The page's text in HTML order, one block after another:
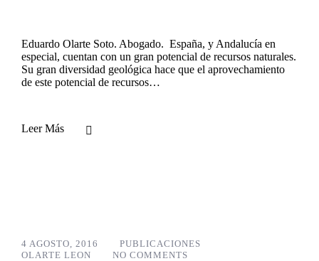
Eduardo Olarte Soto. Abogado. España, y Andalucía en
especial, cuentan con un gran potencial de recursos naturales.
Su gran diversidad geológica hace que el aprovechamiento
de este potencial de recursos…
Leer Más
4 AGOSTO, 2016
PUBLICACIONES
OLARTE LEON
NO COMMENTS